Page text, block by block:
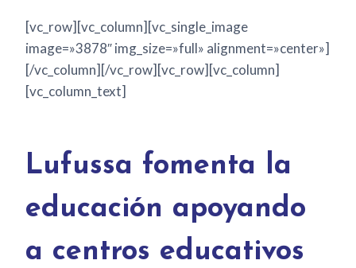
[vc_row][vc_column][vc_single_image
image=»3878″ img_size=»full» alignment=»center»]
[/vc_column][/vc_row][vc_row][vc_column]
[vc_column_text]
Lufussa fomenta la
educación apoyando
a centros educativos